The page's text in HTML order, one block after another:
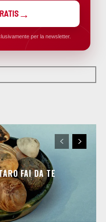
per la newsletter.
FAI DA TE